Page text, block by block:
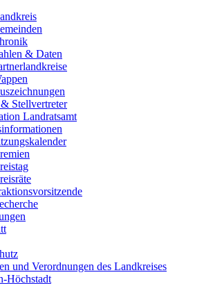
& Daten
Stellvertreter
Landratsamt
und Verordnungen des Landkreises
Höchstadt